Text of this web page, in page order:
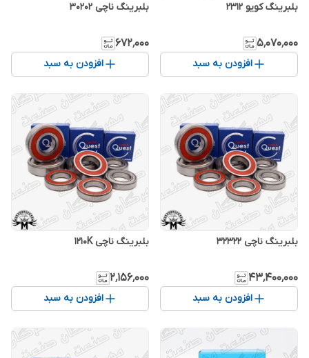
بلبرینگ کویو 2312
۵٬۰۷۰٬۰۰۰
افزودن به سبد
بلبرینگ ناچی‌ 30202
۶۷۲٬۰۰۰
افزودن به سبد
بلبرینگ ناچی 32322
۴۳٬۴۰۰٬۰۰۰
افزودن به سبد
بلبرینگ ناچی 1210K
۲٬۱۵۶٬۰۰۰
افزودن به سبد